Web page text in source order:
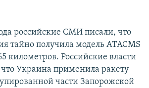
российские СМИ писали, что
тайно получила модель ATACMS
километров. Российские власти
Украина применила ракету
части Запорожской